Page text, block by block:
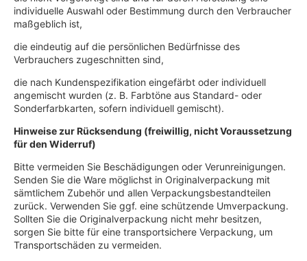
individuelle Auswahl oder Bestimmung durch den Verbraucher
maßgeblich ist,
die eindeutig auf die persönlichen Bedürfnisse des
Verbrauchers zugeschnitten sind,
die nach Kundenspezifikation eingefärbt oder individuell
angemischt wurden (z. B. Farbtöne aus Standard- oder
Sonderfarbkarten, sofern individuell gemischt).
Hinweise zur Rücksendung (freiwillig, nicht Voraussetzung
für den Widerruf)
Bitte vermeiden Sie Beschädigungen oder Verunreinigungen.
Senden Sie die Ware möglichst in Originalverpackung mit
sämtlichem Zubehör und allen Verpackungsbestandteilen
zurück. Verwenden Sie ggf. eine schützende Umverpackung.
Sollten Sie die Originalverpackung nicht mehr besitzen,
sorgen Sie bitte für eine transportsichere Verpackung, um
Transportschäden zu vermeiden.